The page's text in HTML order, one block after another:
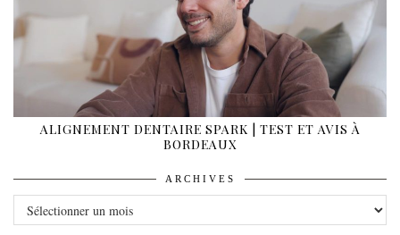
ALIGNEMENT DENTAIRE SPARK | TEST ET AVIS À
BORDEAUX
ARCHIVES
ARCHIVES